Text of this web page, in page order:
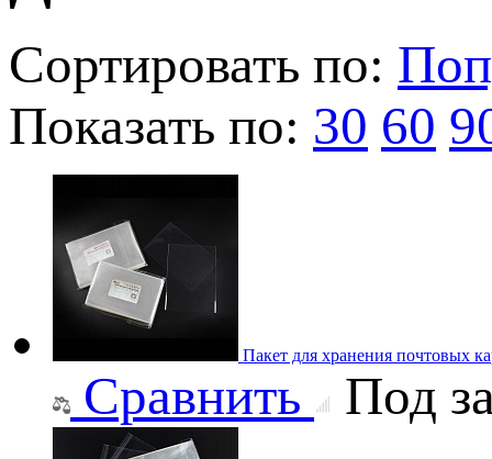
Сортировать по:
Показать по: 30 60
Пакет для хранения почтовых
Сравнить Под